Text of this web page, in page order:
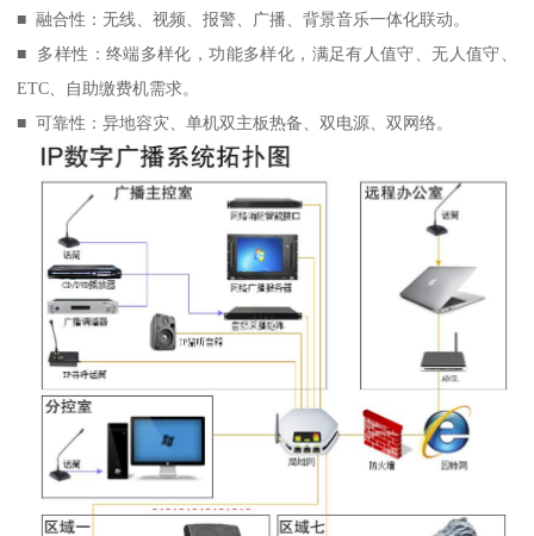
■ 融合性：无线、视频、报警、广播、背景音乐一体化联动。
■ 多样性：终端多样化，功能多样化，满足有人值守、无人值守、
ETC、自助缴费机需求。
■ 可靠性：异地容灾、单机双主板热备、双电源、双网络。